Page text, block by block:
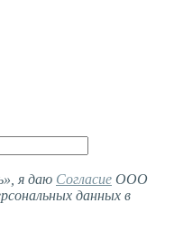
я даю Согласие ООО
данных в